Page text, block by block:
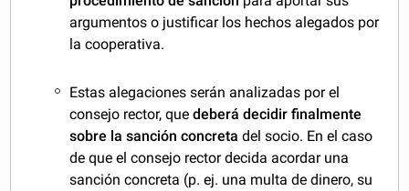
argumentos o justificar los hechos alegados por
la cooperativa.
Estas alegaciones serán analizadas por el
consejo rector, quedeberá decidir finalmente
sobre la sanción concreta del socio. En el caso
de que el consejo rector decida acordar una
sanción concreta (p. ej. una multa de dinero, su